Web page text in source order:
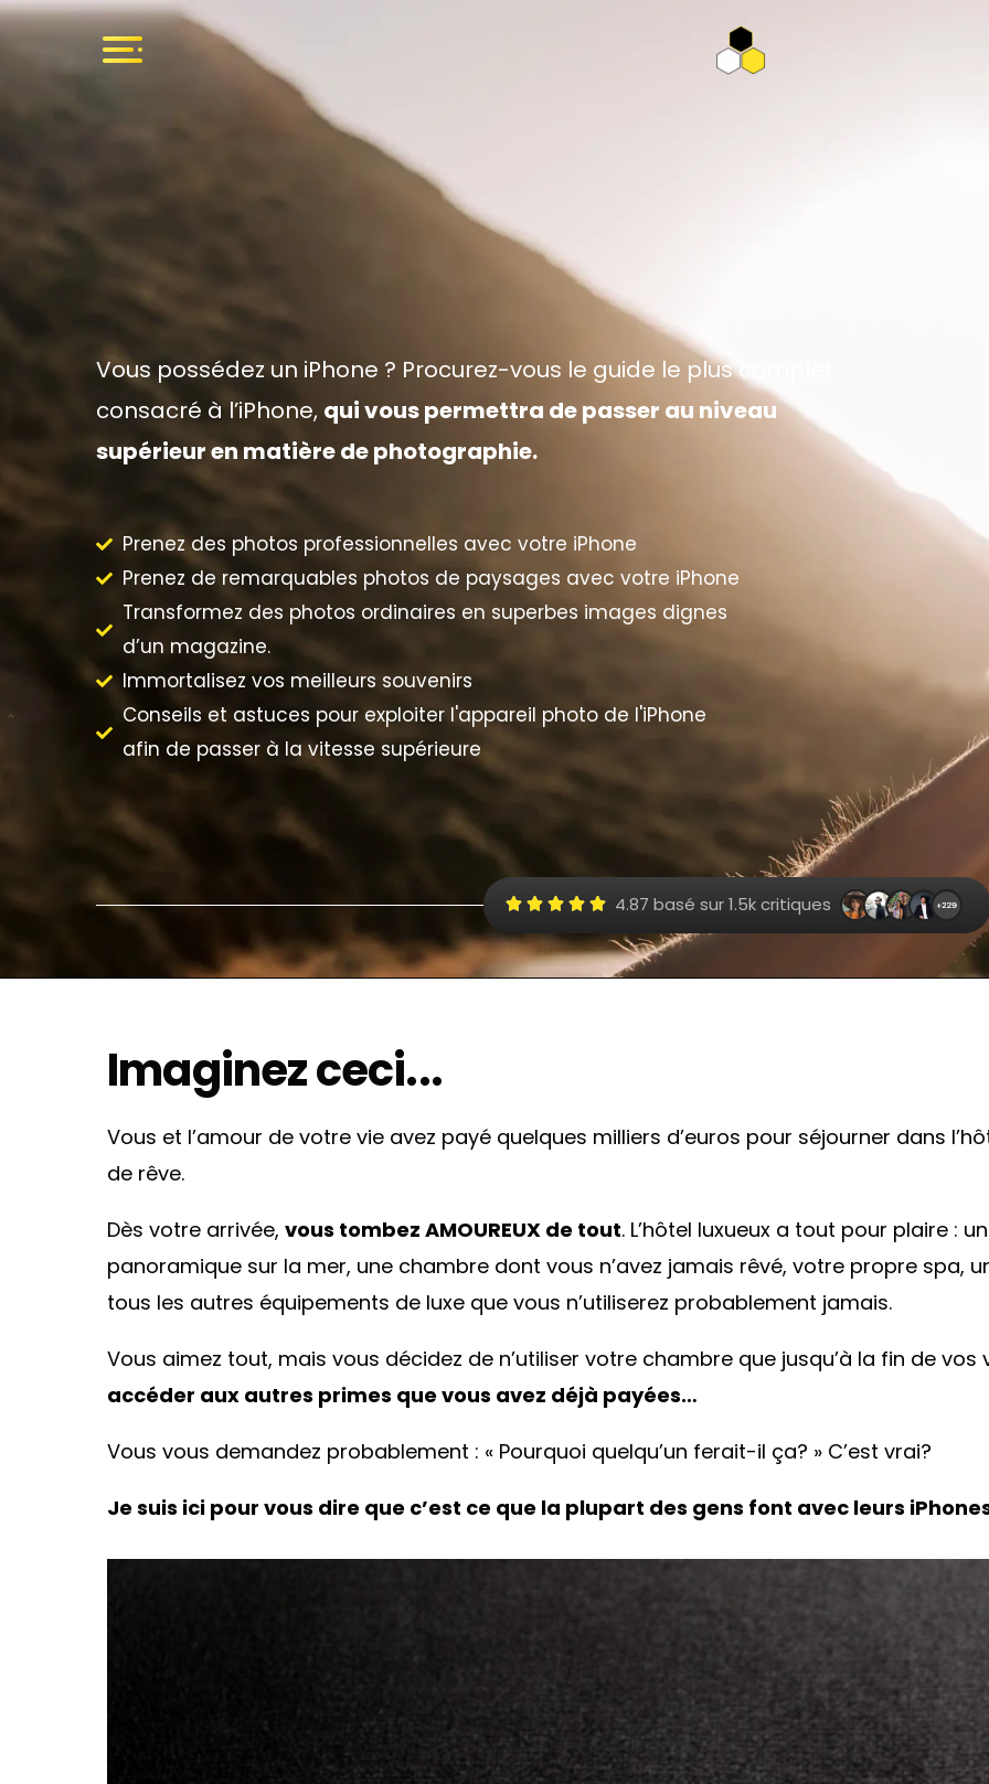
Vous possédez un iPhone ? Procurez-vous le guide le plus complet
consacré à l’iPhone, qui vous permettra de passer au niveau
supérieur en matière de photographie.
Prenez des photos professionnelles avec votre iPhone
Prenez de remarquables photos de paysages avec votre iPhone
Transformez des photos ordinaires en superbes images dignes
d’un magazine.
Immortalisez vos meilleurs souvenirs
Conseils et astuces pour exploiter l'appareil photo de l'iPhone
afin de passer à la vitesse supérieure
     4.87 basé sur 1.5k critiques
Imaginez ceci...
Vous et l’amour de votre vie avez payé quelques milliers d’euros pour séjourner dans
de rêve.
Dès votre arrivée, vous tombez AMOUREUX de tout. L’hôtel luxueux a tout pour plaire :
panoramique sur la mer, une chambre dont vous n’avez jamais rêvé, votre propre spa,
tous les autres équipements de luxe que vous n’utiliserez probablement jamais.
Vous aimez tout, mais vous décidez de n’utiliser votre chambre que jusqu’à la fin de
accéder aux autres primes que vous avez déjà payées…
Vous vous demandez probablement : « Pourquoi quelqu’un ferait-il ça? » C’est vrai?
Je suis ici pour vous dire que c’est ce que la plupart des gens font avec leurs